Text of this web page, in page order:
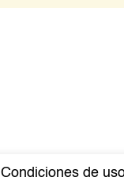
Condiciones de